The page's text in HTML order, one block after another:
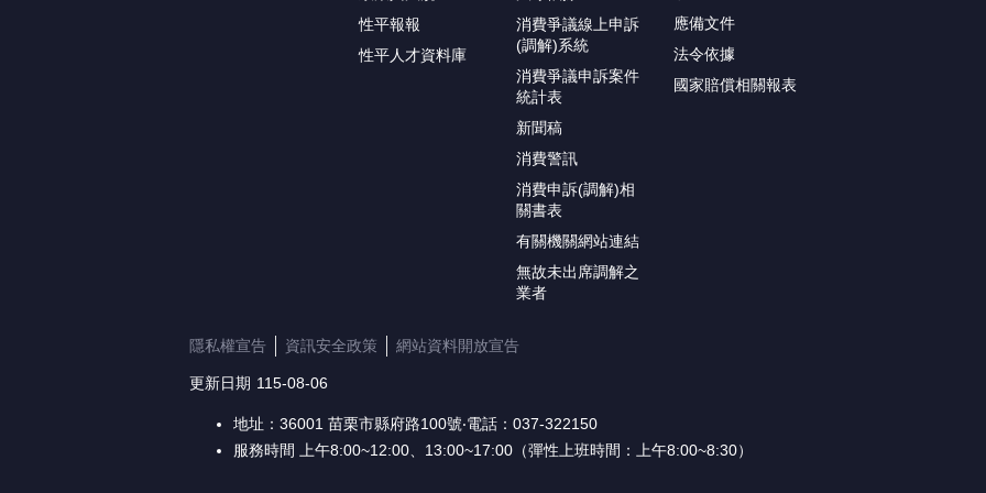
性平報報
性平人才資料庫
消費爭議線上申訴
(調解)系統
消費爭議申訴案件
統計表
新聞稿
消費警訊
消費申訴(調解)相
關書表
有關機關網站連結
無故未出席調解之
業者
應備文件
法令依據
國家賠償相關報表
隱私權宣告 資訊安全政策 網站資料開放宣告
更新日期 115-08-06
地址：36001 苗栗市縣府路100號‧電話：037-322150
服務時間 上午8:00~12:00、13:00~17:00（彈性上班時間：上午8:00~8:30）